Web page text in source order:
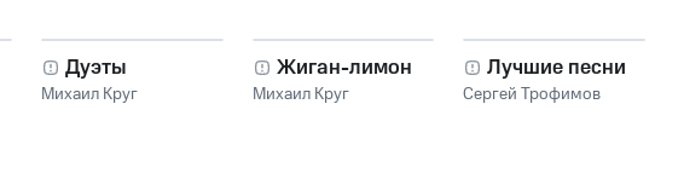
Дуэты
Михаил Круг
Жиган-лимон
Михаил Круг
Лучшие песни
Сергей Трофимов